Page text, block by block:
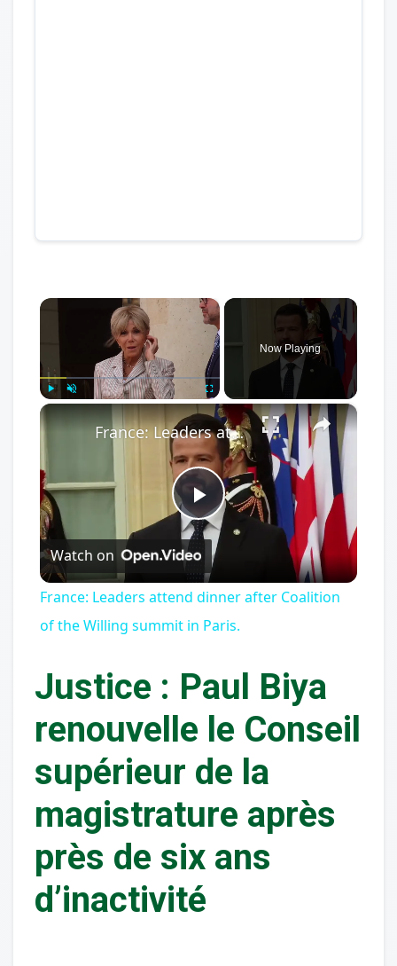
×
Fullscreen
Now Playing
×
Play
Video
France: Leaders attend dinner after Coalition of the Willing summit in Paris.
Watch on
France: Leaders attend dinner after Coalition
of the Willing summit in Paris.
Justice : Paul Biya
renouvelle le Conseil
supérieur de la
magistrature après
près de six ans
d’inactivité